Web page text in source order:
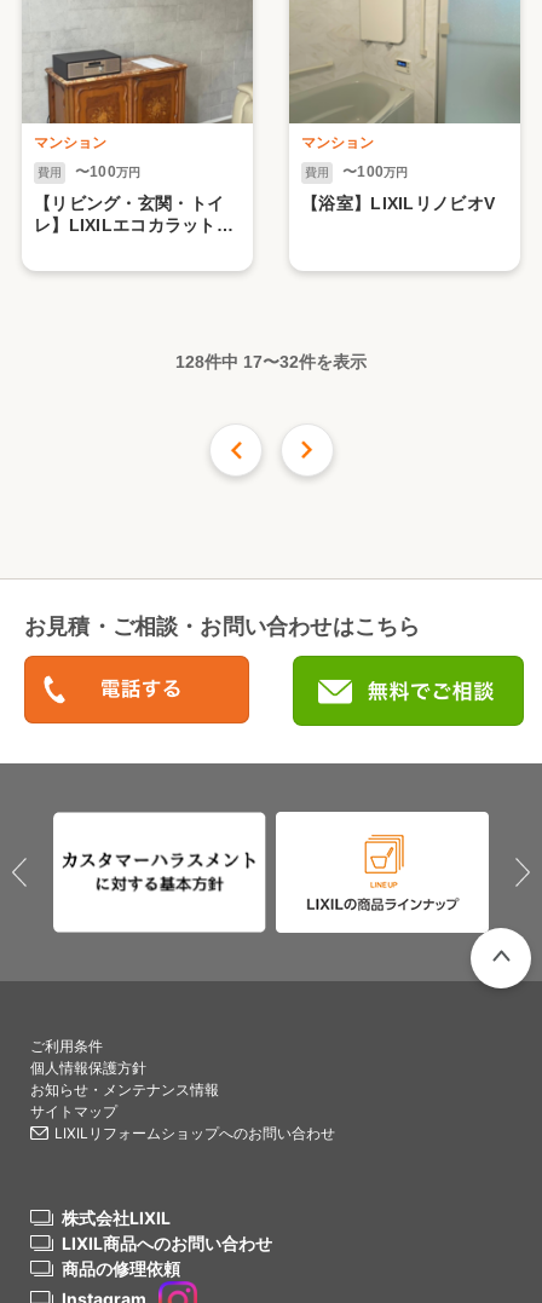
マンション
費用 〜100万円
【リビング・玄関・トイ
レ】LIXILエコカラットプ
マンション
費用 〜100万円
【浴室】LIXILリノビオV
128件中 17〜32件を表示
前の16件
お見積・ご相談・お問い合わせはこちら
ご利用条件
個人情報保護方針
お知らせ・メンテナンス情報
サイトマップ
LIXILリフォームショップへのお問い合わせ
株式会社LIXIL
LIXIL商品へのお問い合わせ
商品の修理依頼